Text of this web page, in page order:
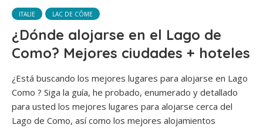
ITALIE LAC DE CÔME
¿Dónde alojarse en el Lago de
Como? Mejores ciudades + hoteles
¿Está buscando los mejores lugares para alojarse en Lago
Como ? Siga la guía, he probado, enumerado y detallado
para usted los mejores lugares para alojarse cerca del
Lago de Como, así como los mejores alojamientos